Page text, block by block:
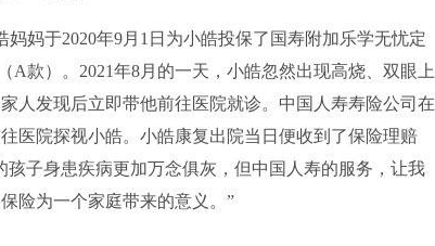
妈于2020年9月1日为小皓投保了国寿附加乐学无忧定
款）。2021年8月的一天，小皓忽然出现高烧、双眼上
人发现后立即带他前往医院就诊。中国人寿寿险公司在
医院探视小皓。小皓康复出院当日便收到了保险理赔
子身患疾病更加万念俱灰，但中国人寿的服务，让我
险为一个家庭带来的意义。”